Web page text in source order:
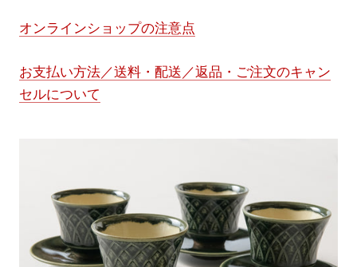
オンラインショップの注意点
お支払い方法／送料・配送／返品・ご注文のキャン
セルについて